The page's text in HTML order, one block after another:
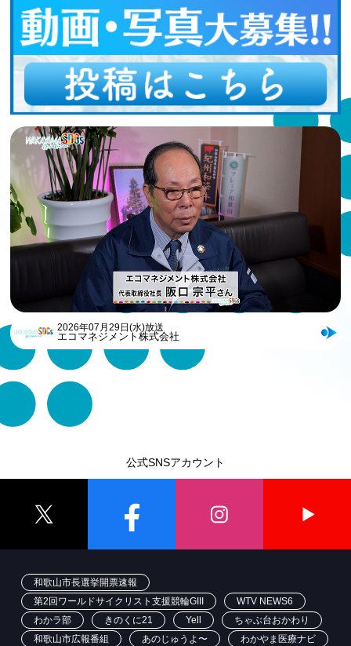
2026年07月29日(水)放送
エコマネジメント株式会社
公式SNSアカウント
和歌山市長選挙開票速報
第2回ワールドサイクリスト支援競輪GIII
WTV NEWS6
わかラ部
きのくに21 Yell
ちゃぶ台おかわり
和歌山市広報番組
あのじゅうよ〜 わかやま医療ナビ